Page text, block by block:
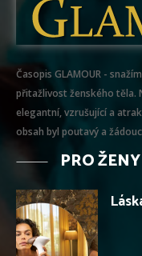
Časopis GLAMOUR -
přitažlivost ženského těla.
elegantní, vzrušující a
obsah byl poutavý a
PRO ŽENY